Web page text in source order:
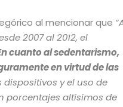
al mencionar que
2007 al 2012, el
cuanto al sedentarismo,
en virtud de las
y el uso de
porcentajes altísimos de